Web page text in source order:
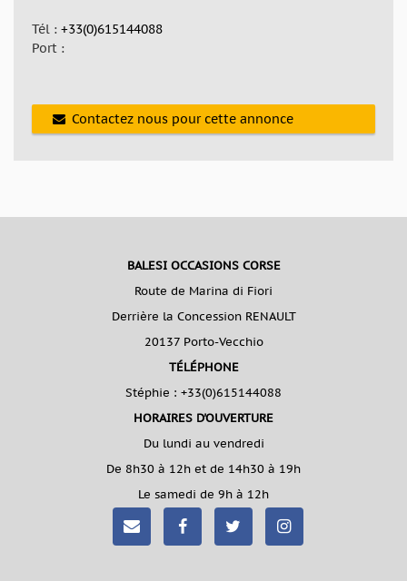
Tél : +33(0)615144088
Port :
Contactez nous pour cette annonce
BALESI OCCASIONS CORSE
Route de Marina di Fiori
Derrière la Concession RENAULT
20137 Porto-Vecchio
TÉLÉPHONE
Stéphie : +33(0)615144088
HORAIRES D'OUVERTURE
Du lundi au vendredi
De 8h30 à 12h et de 14h30 à 19h
Le samedi de 9h à 12h